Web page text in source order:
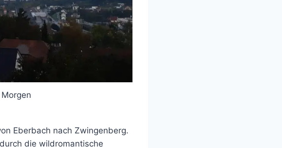
Eberbach nach Zwingenberg.
die wildromantische